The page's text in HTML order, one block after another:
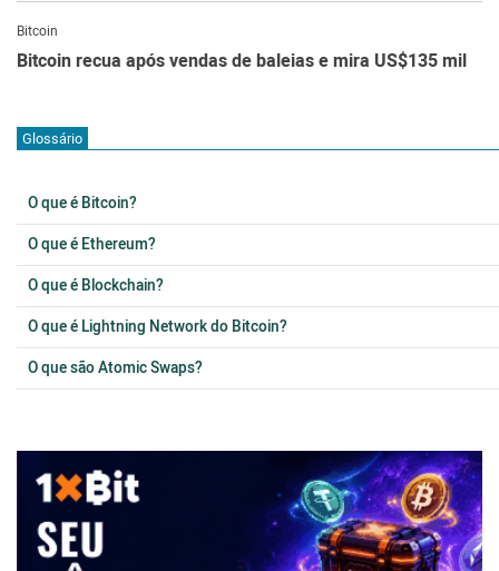
Bitcoin
Bitcoin recua após vendas de baleias e mira US$135 mil
Glossário
O que é Bitcoin?
O que é Ethereum?
O que é Blockchain?
O que é Lightning Network do Bitcoin?
O que são Atomic Swaps?